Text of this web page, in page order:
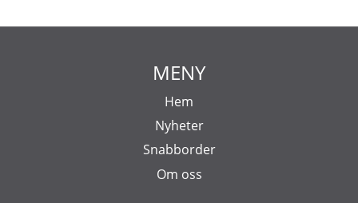
MENY
Hem
Nyheter
Snabborder
Om oss